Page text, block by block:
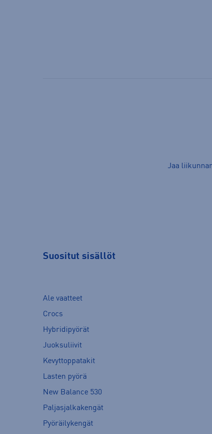
Jaa
Suositut sisällöt
Ale vaatteet
Crocs
Hybridipyörät
Juoksuliivit
Kevyttoppatakit
Lasten pyörä
New Balance 530
Paljasjalkakengät
Pyöräilykengät